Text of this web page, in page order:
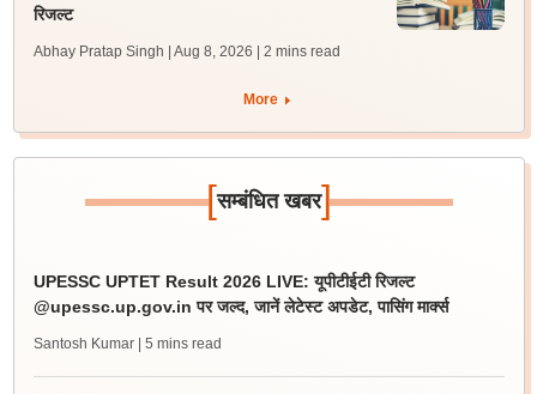
रिजल्ट
Abhay Pratap Singh | Aug 8, 2026 | 2 mins read
More
[सम्बंधित खबर]
UPESSC UPTET Result 2026 LIVE: यूपीटीईटी रिजल्ट
@upessc.up.gov.in पर जल्द, जानें लेटेस्ट अपडेट, पासिंग मार्क्स
Santosh Kumar | 5 mins read